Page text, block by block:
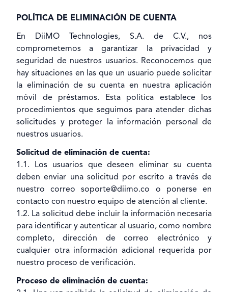
POLÍTICA DE ELIMINACIÓN DE CUENTA
En DiiMO Technologies, S.A. de C.V., nos
comprometemos a garantizar la privacidad y
seguridad de nuestros usuarios. Reconocemos que
hay situaciones en las que un usuario puede solicitar
la eliminación de su cuenta en nuestra aplicación
móvil de préstamos. Esta política establece los
procedimientos que seguimos para atender dichas
solicitudes y proteger la información personal de
nuestros usuarios.
Solicitud de eliminación de cuenta:
1.1. Los usuarios que deseen eliminar su cuenta
deben enviar una solicitud por escrito a través de
nuestro correo soporte@diimo.co o ponerse en
contacto con nuestro equipo de atención al cliente.
1.2. La solicitud debe incluir la información necesaria
para identificar y autenticar al usuario, como nombre
completo, dirección de correo electrónico y
cualquier otra información adicional requerida por
nuestro proceso de verificación.
Proceso de eliminación de cuenta: